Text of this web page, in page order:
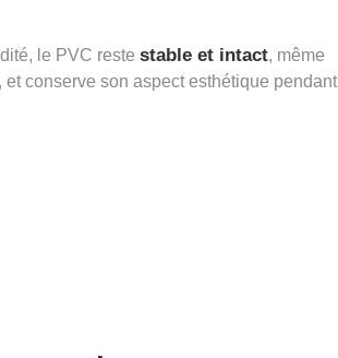
le PVC reste stable et intact, même
conserve son aspect esthétique pendant